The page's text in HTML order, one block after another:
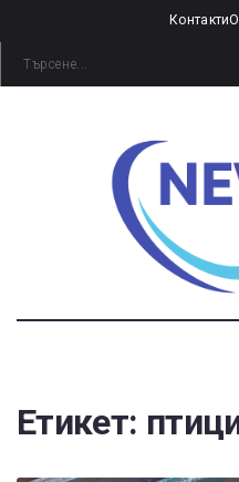
Контакти
Етикет: